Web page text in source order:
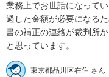
業務上でお世話になって
過した金額が必要になる
書の補正の連絡が裁判所
と思っています。
東京都品川区在住 さん